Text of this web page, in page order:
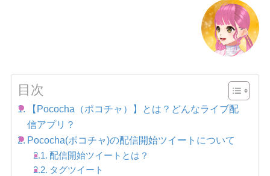
目次
【Pococha（ポコチャ）】とは？どんなライブ配
信アプリ？
Pococha(ポコチャ)の配信開始ツイートについて
配信開始ツイートとは？
タグツイート